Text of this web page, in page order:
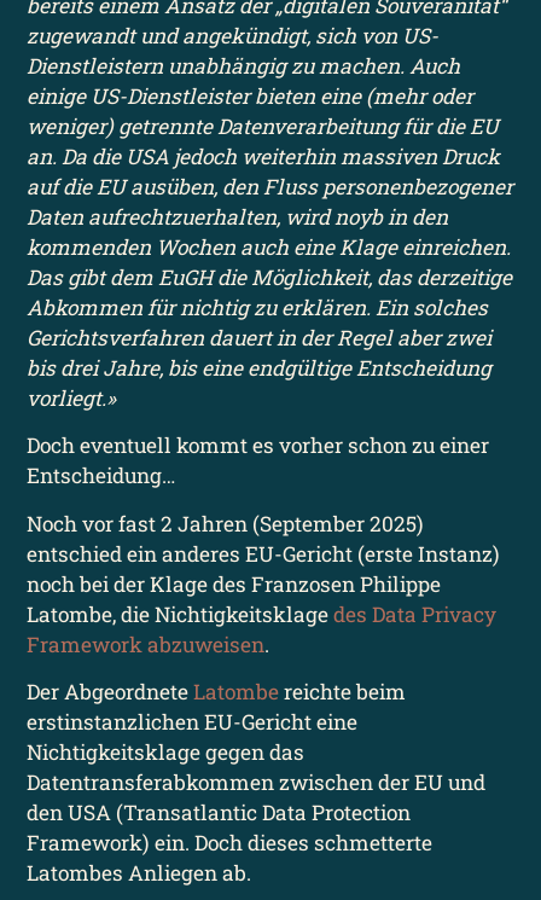
zugewandt und angekündigt, sich von US-
Dienstleistern unabhängig zu machen. Auch
einige US-Dienstleister bieten eine (mehr oder
weniger) getrennte Datenverarbeitung für die EU
an. Da die USA jedoch weiterhin massiven Druck
auf die EU ausüben, den Fluss personenbezogener
Daten aufrechtzuerhalten, wird noyb in den
kommenden Wochen auch eine Klage einreichen.
Das gibt dem EuGH die Möglichkeit, das derzeitige
Abkommen für nichtig zu erklären. Ein solches
Gerichtsverfahren dauert in der Regel aber zwei
bis drei Jahre, bis eine endgültige Entscheidung
vorliegt.»
Doch eventuell kommt es vorher schon zu einer
Entscheidung…
Noch vor fast 2 Jahren (September 2025)
entschied ein anderes EU-Gericht (erste Instanz)
noch bei der Klage des Franzosen Philippe
Latombe, die Nichtigkeitsklagedes Data Privacy
Framework abzuweisen.
Der AbgeordneteLatombereichte beim
erstinstanzlichen EU-Gericht eine
Nichtigkeitsklage gegen das
Datentransferabkommen zwischen der EU und
den USA (Transatlantic Data Protection
Framework) ein. Doch dieses schmetterte
Latombes Anliegen ab.